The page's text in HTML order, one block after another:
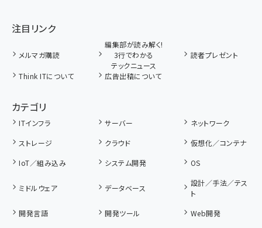
注目リンク
メルマガ購読
編集部が読み解く!
3行でわかる
テックニュース
読者プレゼント
Think ITについて 広告出稿について
カテゴリ
ITインフラ サーバー
ネットワーク
ストレージ
クラウド
仮想化／コンテナ
IoT／組み込み
システム開発 OS
ミドルウェア データベース
設計／手法／テス
ト
開発言語
開発ツール
Web開発